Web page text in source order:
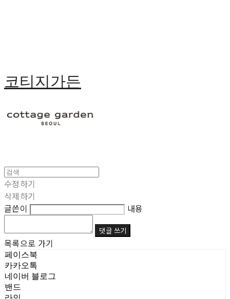
코티지가든
수정하기
삭제하기
글쓴이
내용
댓글 쓰기
목록으로 가기
페이스북
카카오톡
네이버 블로그
밴드